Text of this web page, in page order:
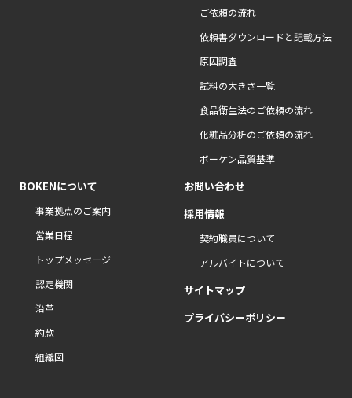
ご依頼の流れ
依頼書ダウンロードと記載方法
原因調査
試料の大きさ一覧
食品衛生法のご依頼の流れ
化粧品分析のご依頼の流れ
ボーケン品質基準
BOKENについて
事業拠点のご案内
営業日程
トップメッセージ
認定機関
沿革
約款
組織図
お問い合わせ
採用情報
契約職員について
アルバイトについて
サイトマップ
プライバシーポリシー